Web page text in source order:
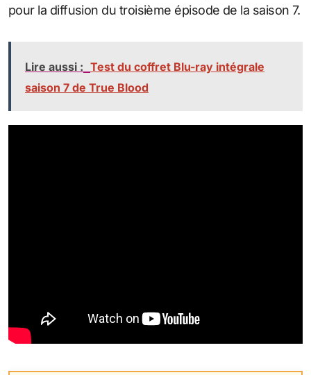
pour la diffusion du troisième épisode de la saison 7.
Lire aussi : Test du coffret Blu-ray intégrale
saison 7 de True Blood